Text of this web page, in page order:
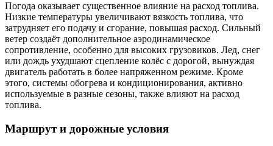
Погода оказывает существенное влияние на расход топлива.
Низкие температуры увеличивают вязкость топлива, что
затрудняет его подачу и сгорание, повышая расход. Сильный
ветер создаёт дополнительное аэродинамическое
сопротивление, особенно для высоких грузовиков. Лед, снег
или дождь ухудшают сцепление колёс с дорогой, вынуждая
двигатель работать в более напряженном режиме. Кроме
этого, системы обогрева и кондиционирования, активно
используемые в разные сезоны, также влияют на расход
топлива.
Маршрут и дорожные условия